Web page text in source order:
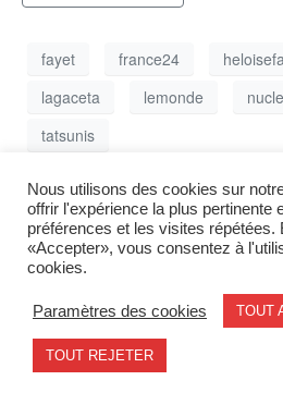
fayet france24
lagaceta
lemonde
tatsunis
Mentions légales
© 2026 - Geode. All rights
Nous utilisons des cookies sur
offrir l'expérience la plus pertinente
préférences et les visites répétées.
«Accepter», vous consentez à
cookies.
Paramètres des cookies TOUT
TOUT REJETER